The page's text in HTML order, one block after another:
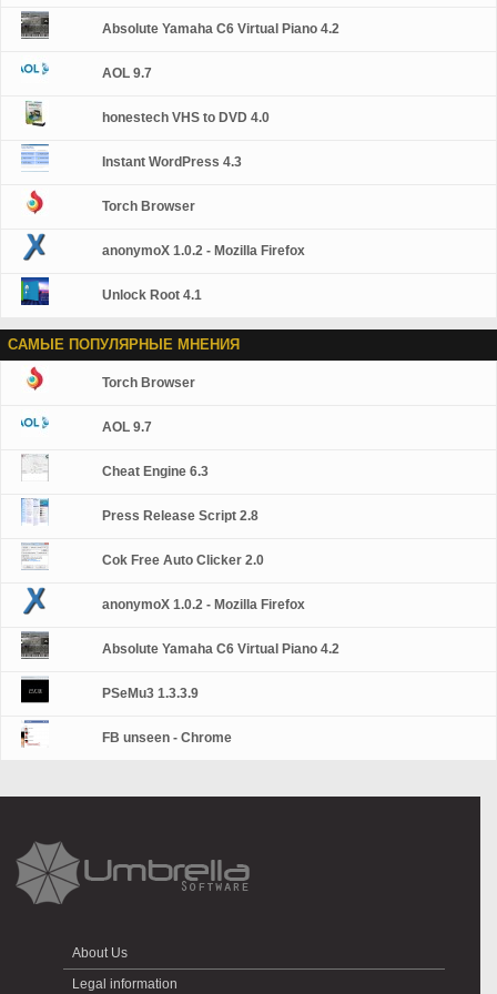
надежного шифрования WPA2 защищенный
Absolute Yamaha C6 Virtual Piano 4.2
AOL 9.7
honestech VHS to DVD 4.0
Instant WordPress 4.3
Torch Browser
anonymoX 1.0.2 - Mozilla Firefox
Unlock Root 4.1
САМЫЕ ПОПУЛЯРНЫЕ МНЕНИЯ
Torch Browser
AOL 9.7
Cheat Engine 6.3
Press Release Script 2.8
Cok Free Auto Clicker 2.0
anonymoX 1.0.2 - Mozilla Firefox
Absolute Yamaha C6 Virtual Piano 4.2
PSeMu3 1.3.3.9
FB unseen - Chrome
About Us
Legal information